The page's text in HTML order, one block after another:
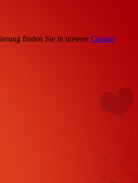
finden Sie in unsererCookie